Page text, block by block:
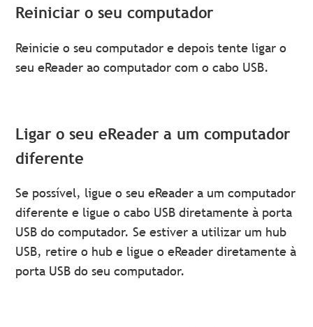
Reiniciar o seu computador
Reinicie o seu computador e depois tente ligar o
seu eReader ao computador com o cabo USB.
Ligar o seu eReader a um computador
diferente
Se possível, ligue o seu eReader a um computador
diferente e ligue o cabo USB diretamente à porta
USB do computador. Se estiver a utilizar um hub
USB, retire o hub e ligue o eReader diretamente à
porta USB do seu computador.